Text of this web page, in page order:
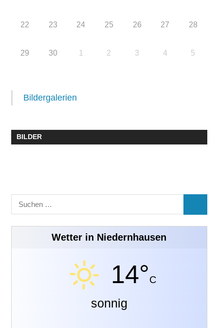
22 23 24 25 26 27 28
29 30 1 2 3 4 5
Bildergalerien
BILDER
Suchen
nach:
Wetter in Niedernhausen
14°C
sonnig